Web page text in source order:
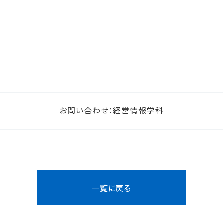
お問い合わせ：経営情報学科
一覧に戻る